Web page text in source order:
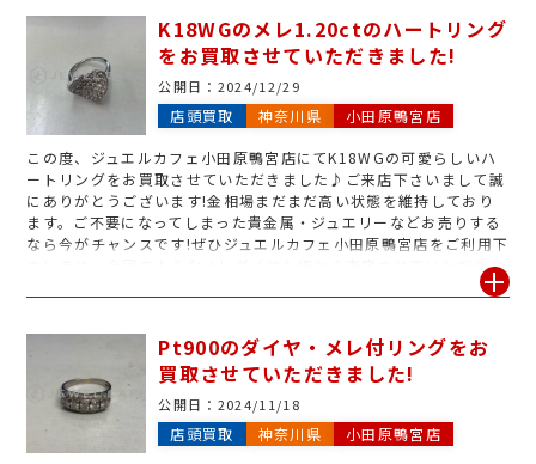
ます。また鑑別書・鑑定書などもお持ち下さると金額アップに繋が
る場合もございますので保管されているお客様はお品物とご一緒に
ご持参をオススメいたします!無くても査定、お買取はできますので
ご安心下さい。お手元に気になるお品物がございましたらお気軽に
査定をご利用下さいませ!!また今は金相場も高騰しており、売り時
となっております♪皆様のご来店、心よりお待ちしております!
K18WGのメレ1.20ctのハートリング
をお買取させていただきました!
公開日： 2024/12/29
店頭買取 神奈川県 小田原鴨宮店
この度、ジュエルカフェ小田原鴨宮店にてK18WGの可愛らしいハ
ートリングをお買取させていただきました♪ご来店下さいまして誠
にありがとうございます!金相場まだまだ高い状態を維持しており
ます。ご不要になってしまった貴金属・ジュエリーなどお売りする
なら今がチャンスです!ぜひジュエルカフェ小田原鴨宮店をご利用下
さいませ。今回のようなメレダイヤも細かく査定させていただきお
値付けさせていただきます!まずはお気軽にお見積り・査定へお越
軽にご来店下さいませ☆1点でもおまとめのお持ち込みでもジュエ
ルカフェ小田原鴨宮店にお任せ下さい!皆様のご来店、スタッフ一
同心よりお待ちしております!!
Pt900のダイヤ・メレ付リングをお
買取させていただきました!
公開日： 2024/11/18
店頭買取 神奈川県 小田原鴨宮店